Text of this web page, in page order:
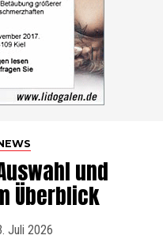
und
Überblick
Juli 2026